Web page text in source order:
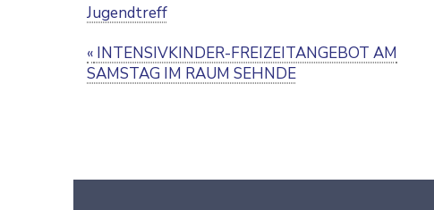
Jugend­treff
E
v
t
« INTENSIVKINDER-FREIZEIT­AN­GEBOT AM
SAMSTAG IM RAUM SEHNDE